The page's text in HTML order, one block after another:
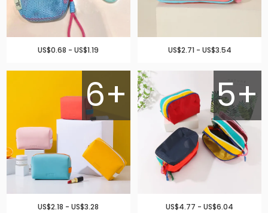
US$0.68 - US$1.19 US$2.71 - US$3.54
6+
US$2.18 - US$3.28
5+
US$4.77 - US$6.04